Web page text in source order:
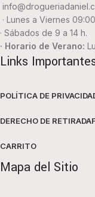
· Lunes a Viernes
· Sábados de 9 a 14 h.
· Horario de Verano:
Links
POLÍTICA DE
DERECHO DE RETIRADA
CARRITO
Mapa del Sitio